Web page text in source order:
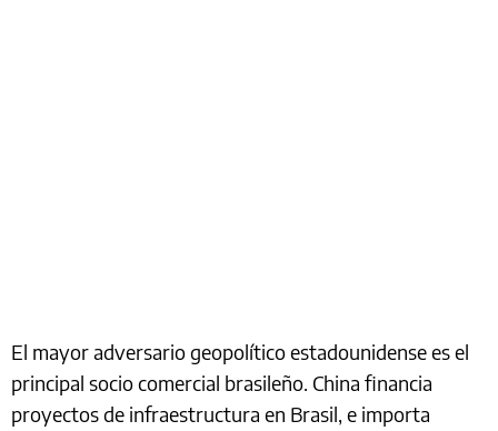
El mayor adversario geopolítico estadounidense es el
principal socio comercial brasileño. China financia
proyectos de infraestructura en Brasil, e importa